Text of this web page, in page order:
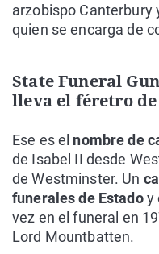
arzobispo Canterbury
quien se encarga de
State Funeral
lleva el féretro
Ese es el nombre de
de Isabel II desde
de Westminster. Un
funerales de Estadoy
vez en el funeral en
Lord Mountbatten.